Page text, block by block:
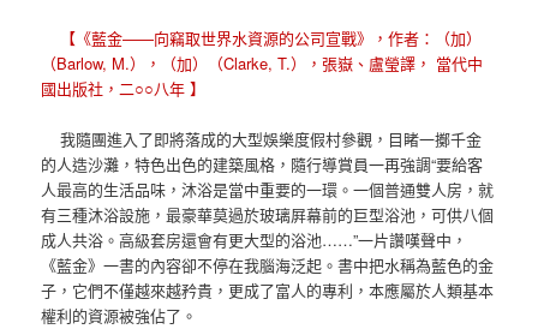
【《藍金——向竊取世界水資源的公司宣戰》，作者：（加）
（Barlow, M.），（加）（Clarke, T.），張嶽、盧瑩譯， 當代中
國出版社，二○○八年 】
我隨團進入了即將落成的大型娛樂度假村參觀，目睹一擲千金
的人造沙灘，特色出色的建築風格，隨行導賞員一再強調“要給客
人最高的生活品味，沐浴是當中重要的一環。一個普通雙人房，就
有三種沐浴設施，最豪華莫過於玻璃屛幕前的巨型浴池，可供八個
成人共浴。高級套房還會有更大型的浴池……”一片讚嘆聲中，
《藍金》一書的內容卻不停在我腦海泛起。書中把水稱為藍色的金
子，它們不僅越來越矜貴，更成了富人的專利，本應屬於人類基本
權利的資源被強佔了。